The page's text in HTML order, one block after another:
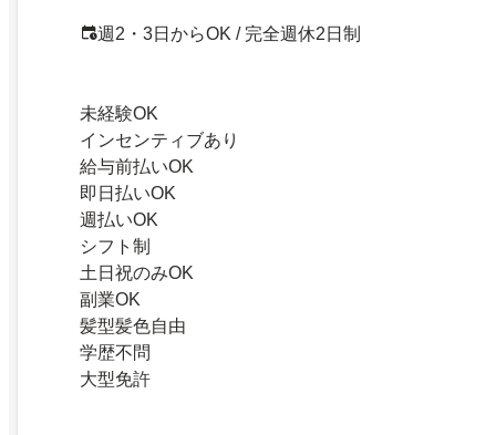
週2・3日からOK / 完全週休2日制
未経験OK
インセンティブあり
給与前払いOK
即日払いOK
週払いOK
シフト制
土日祝のみOK
副業OK
髪型髪色自由
学歴不問
大型免許